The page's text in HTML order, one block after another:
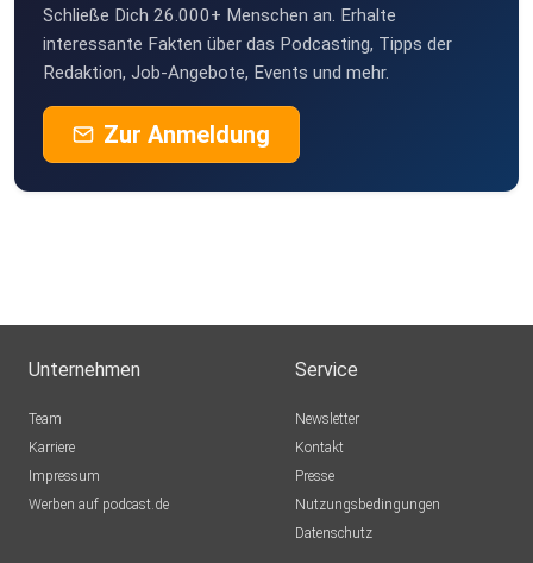
Schließe Dich 26.000+ Menschen an. Erhalte
interessante Fakten über das Podcasting, Tipps der
Redaktion, Job-Angebote, Events und mehr.
Zur Anmeldung
Unternehmen
Team
Karriere
Impressum
Werben auf podcast.de
Service
Newsletter
Kontakt
Presse
Nutzungsbedingungen
Datenschutz